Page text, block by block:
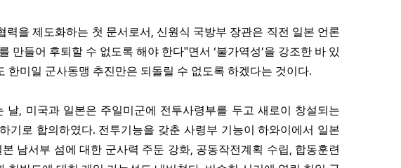
력을 제도화하는 첫 문서로서 , 신원식 국방부 장관은 직전 일본 언론
만들어 후퇴할 수 없도록 해야 한다"면서 ‘불가역성’을 강조한 바 있
한미일 군사동맹 추진만은 되돌릴 수 없도록 하겠다는 것이다.
날, 미국과 일본은 주일미군에 전투사령부를 두고 새로이 창설되는
기로 합의하였다. 전투기능을 갖춘 사령부 기능이 하와이에서 일본
남서부 섬에 대한 군사력 주둔 강화, 공동작전계획 수립, 합동훈련